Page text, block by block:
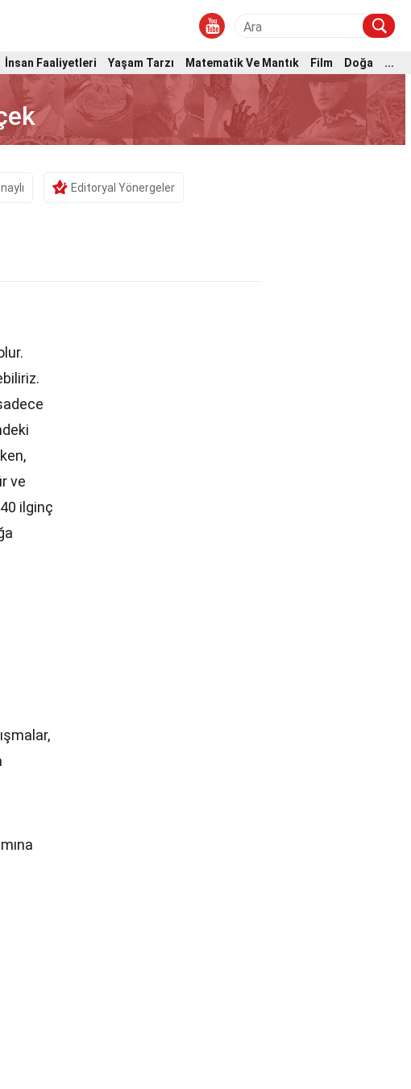
İnsan Faaliyetleri Yaşam Tarzı Matematik Ve Mantık Film Doğa
...
Editoryal Yönergeler
ve
ilginç